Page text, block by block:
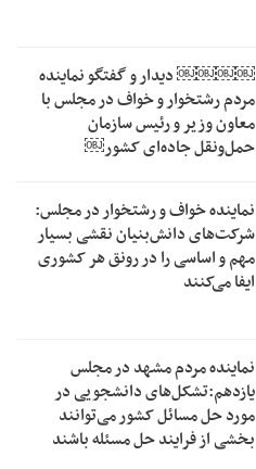
￼￼￼￼‏ دیدار و گفتگو نماینده
مردم رشتخوار و خواف در مجلس با
معاون وزیر و رئیس سازمان
حمل‌ونقل جاده‌ای کشور￼
نماینده خواف و رشتخوار در مجلس:
شرکت‌های دانش‌بنیان نقشی بسیار
مهم و اساسی را در رونق هر کشوری
ایفا می‌کنند
نماینده مردم مشهد در مجلس
یازدهم:تشکل‌های دانشجویی در
مورد حل مسائل کشور می‌توانند
بخشی از فرایند حل مسئله باشند